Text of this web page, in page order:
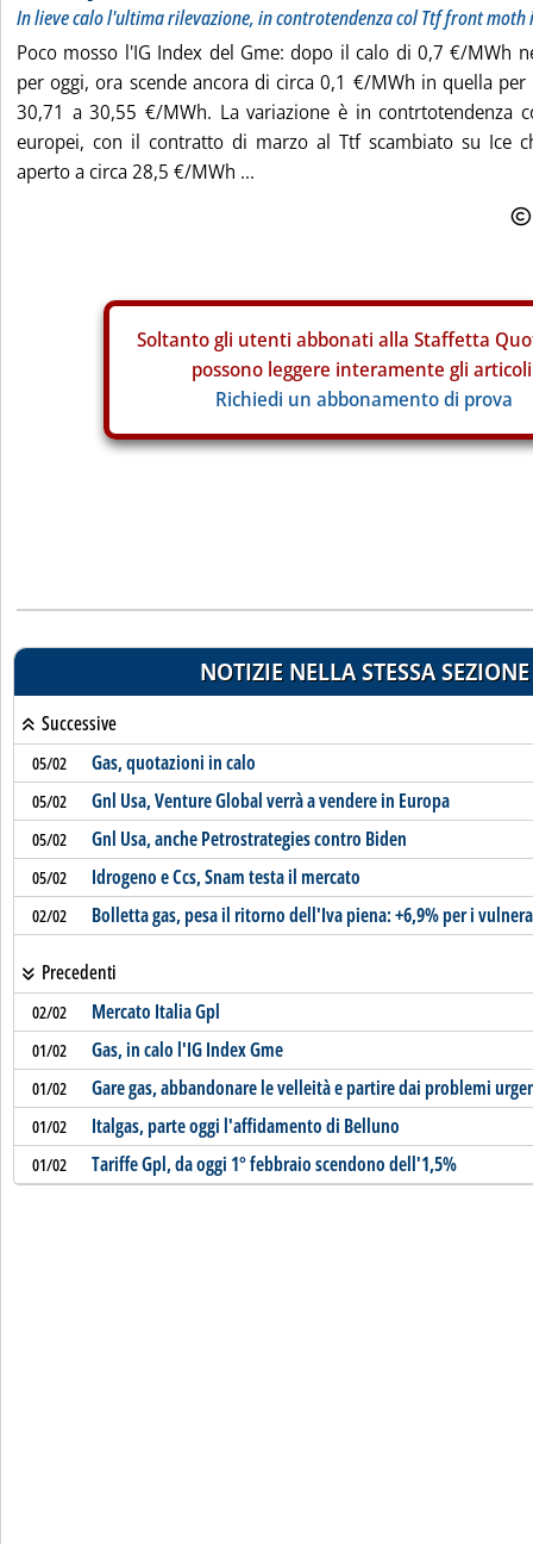
In lieve calo l'ultima rilevazione, in controtendenza col Ttf front moth
Poco mosso l'IG Index del Gme: dopo il calo di 0,7 €/MWh
per oggi, ora scende ancora di circa 0,1 €/MWh in quella
30,71 a 30,55 €/MWh. La variazione è in contrtotendenza
europei, con il contratto di marzo al Ttf scambiato su Ice
aperto a circa 28,5 €/MWh ...
Soltanto gli utenti abbonati alla Staffetta
possono leggere interamente gli
Richiedi un abbonamento di prova
NOTIZIE NELLA STESSA SEZIONE
Successive
05/02 Gas, quotazioni in calo
05/02 Gnl Usa, Venture Global verrà a vendere in Europa
05/02 Gnl Usa, anche Petrostrategies contro Biden
05/02 Idrogeno e Ccs, Snam testa il mercato
02/02 Bolletta gas, pesa il ritorno dell'Iva piena: +6,9% per i
Precedenti
02/02 Mercato Italia Gpl
01/02 Gas, in calo l'IG Index Gme
01/02 Gare gas, abbandonare le velleità e partire dai problemi
01/02 Italgas, parte oggi l'affidamento di Belluno
01/02 Tariffe Gpl, da oggi 1° febbraio scendono dell'1,5%